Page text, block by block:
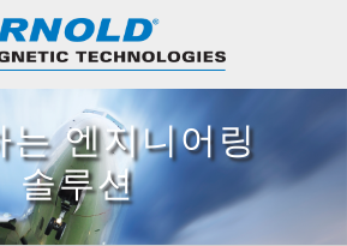
KOREAN
는 엔지니어링
솔루션